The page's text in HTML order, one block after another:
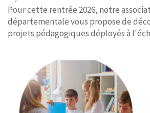
Pour cette rentrée 2026, notre
départementale vous propose de
projets pédagogiques déployés à